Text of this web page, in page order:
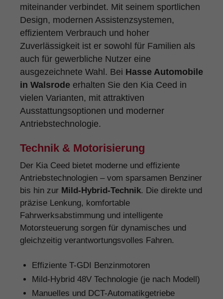
miteinander verbindet. Mit seinem sportlichen
Design, modernen Assistenzsystemen,
effizientem Verbrauch und hoher
Zuverlässigkeit ist er sowohl für Familien als
auch für gewerbliche Nutzer eine
ausgezeichnete Wahl. Bei Hasse Automobile
in Walsrode erhalten Sie den Kia Ceed in
vielen Varianten, mit attraktiven
Ausstattungsoptionen und moderner
Antriebstechnologie.
Technik & Motorisierung
Der Kia Ceed bietet moderne und effiziente
Antriebstechnologien – vom sparsamen Benziner
bis hin zur Mild-Hybrid-Technik. Die direkte und
präzise Lenkung, komfortable
Fahrwerksabstimmung und intelligente
Motorsteuerung sorgen für dynamisches und
gleichzeitig verantwortungsvolles Fahren.
Effiziente T-GDI Benzinmotoren
Mild-Hybrid 48V Technologie (je nach Modell)
Manuelles und DCT-Automatikgetriebe